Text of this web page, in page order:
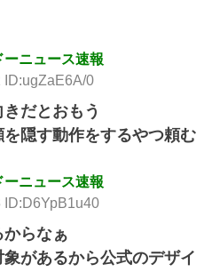
ニュース速報
ID:ugZaE6A/0
だとおもう
隠す動作をするやつ頼む
ニュース速報
ID:D6YpB1u40
らなぁ
があるから公式のデザイ